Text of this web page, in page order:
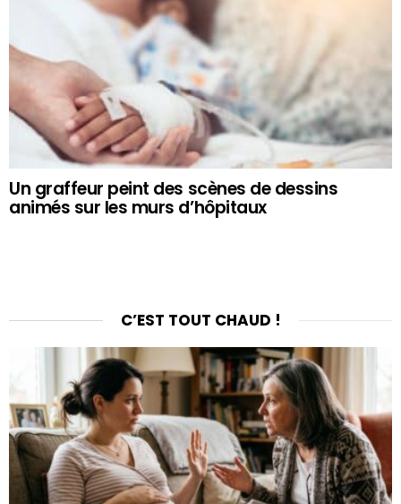
Un graffeur peint des scènes de dessins
animés sur les murs d’hôpitaux
C’EST TOUT CHAUD !